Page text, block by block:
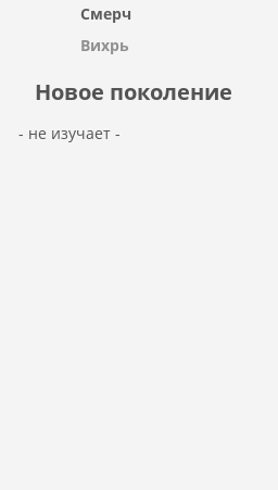
Смерч
Вихрь
Новое поколение
- не изучает -